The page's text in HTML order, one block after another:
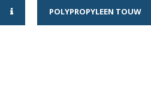
POLYPROPYLEEN TOUW